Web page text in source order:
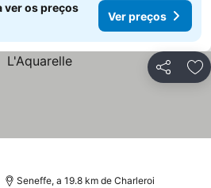
ver os preços
Ver preços
Partilhar
Seneffe, a 19.8 km de Charleroi